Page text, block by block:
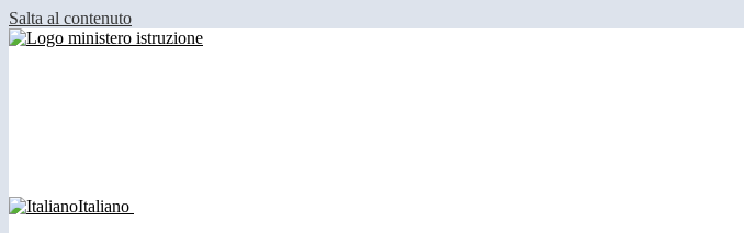
Salta al contenuto
Italiano